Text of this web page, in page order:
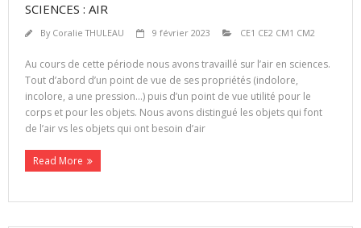
SCIENCES : AIR
By Coralie THULEAU 9 février 2023 CE1 CE2 CM1 CM2
Au cours de cette période nous avons travaillé sur l’air en sciences.
Tout d’abord d’un point de vue de ses propriétés (indolore,
incolore, a une pression…) puis d’un point de vue utilité pour le
corps et pour les objets. Nous avons distingué les objets qui font
de l’air vs les objets qui ont besoin d’air
Read More